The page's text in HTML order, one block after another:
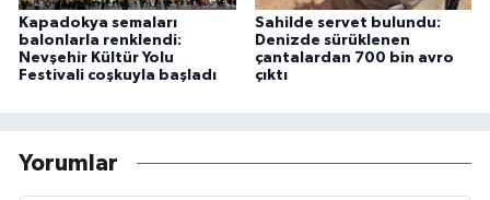
Kapadokya semaları
balonlarla renklendi:
Nevşehir Kültür Yolu
Festivali coşkuyla başladı
Sahilde servet bulundu:
Denizde sürüklenen
çantalardan 700 bin avro
çıktı
Yorumlar